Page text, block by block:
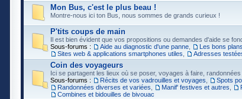
Mon Bus, c'est le plus beau !
Montre-nous ici ton Bus, nous sommes de grands curieux !
P'tits coups de main
Il est bien évident que vos propositions ou demandes d'aide se
Sous-forums :
Aide au diagnostic d'une panne Les bons
Sites web & applications smartphones utiles
Adresses
Coin des voyageurs
Ici se partagent les lieux où se poser, voyages à faire,
Sous-forums :
Récits de vos vadrouilles et voyages Spots
Randonnées diverses et variées
Manif' festives et autres
Combines et bidouilles de bivouac